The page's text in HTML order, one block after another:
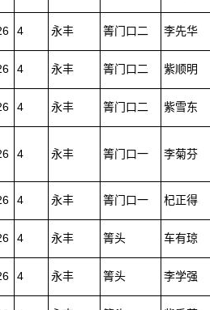
4 永丰 箐门口二 李先华
4 永丰 箐门口二 紫顺明
4 永丰 箐门口二 紫雪东
4 永丰 箐门口一 李菊芬
4 永丰 箐门口一 杞正得
4 永丰 箐头 车有琼
4 永丰 箐头 李学强